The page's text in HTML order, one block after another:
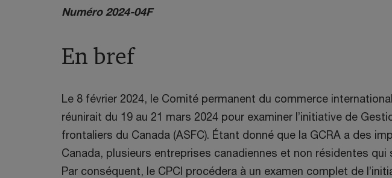
Numéro 2024-04F
En bref
Le 8 février 2024, le Comité permanent du commerce
réunirait du 19 au 21 mars 2024 pour examiner l’initiative de
frontaliers du Canada (ASFC). Étant donné que la GCRA a des
Canada, plusieurs entreprises canadiennes et non résidentes
Par conséquent, le CPCI procédera à un examen complet de